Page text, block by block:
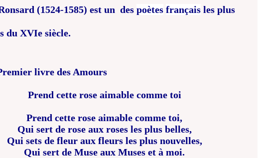
(1524-1585) est un des poètes français les plus
du XVIe siècle.
livre des Amours
Prend cette rose aimable comme toi
Prend cette rose aimable comme toi,
Qui sert de rose aux roses les plus belles,
Qui sets de fleur aux fleurs les plus nouvelles,
Qui sert de Muse aux Muses et à moi.